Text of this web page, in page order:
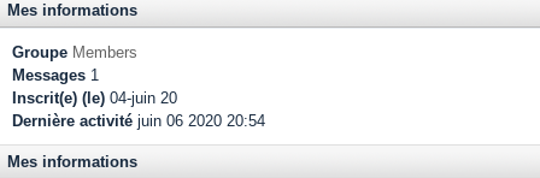
Mes informations
Groupe Members
Messages 1
Inscrit(e) (le) 04-juin 20
Dernière activité juin 06 2020 20:54
Mes informations